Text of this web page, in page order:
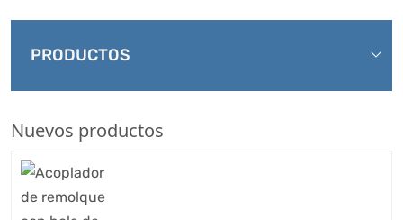
PRODUCTOS
Nuevos productos